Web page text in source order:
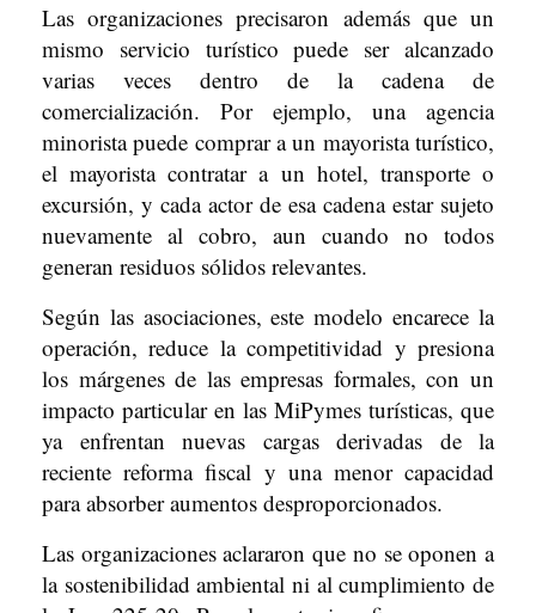
Las organizaciones precisaron además que un
mismo servicio turístico puede ser alcanzado
varias veces dentro de la cadena de
comercialización. Por ejemplo, una agencia
minorista puede comprar a un mayorista turístico,
el mayorista contratar a un hotel, transporte o
excursión, y cada actor de esa cadena estar sujeto
nuevamente al cobro, aun cuando no todos
generan residuos sólidos relevantes.
Según las asociaciones, este modelo encarece la
operación, reduce la competitividad y presiona
los márgenes de las empresas formales, con un
impacto particular en las MiPymes turísticas, que
ya enfrentan nuevas cargas derivadas de la
reciente reforma fiscal y una menor capacidad
para absorber aumentos desproporcionados.
Las organizaciones aclararon que no se oponen a
la sostenibilidad ambiental ni al cumplimiento de